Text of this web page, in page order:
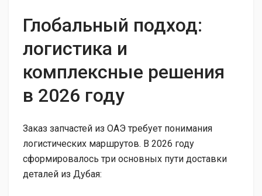
Глобальный подход:
логистика и
комплексные решения
в 2026 году
Заказ запчастей из ОАЭ требует понимания
логистических маршрутов. В 2026 году
сформировалось три основных пути доставки
деталей из Дубая: